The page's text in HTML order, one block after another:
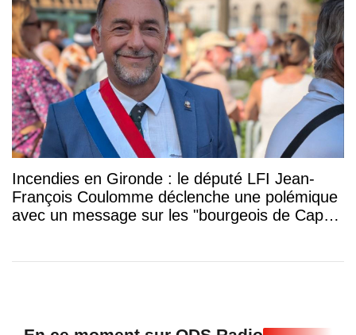
Incendies en Gironde : le député LFI Jean-
François Coulomme déclenche une polémique
avec un message sur les "bourgeois de Cap-